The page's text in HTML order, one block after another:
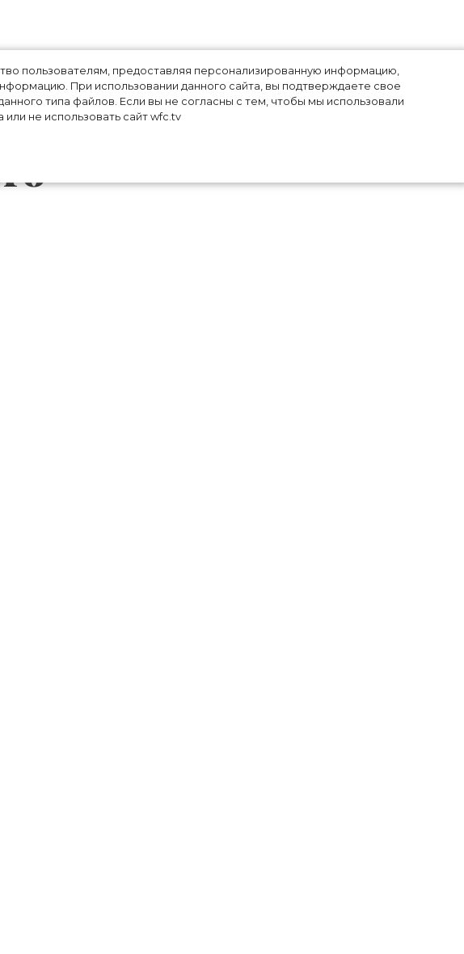
пользователям, предоставляя персонализированную информацию,
При использовании данного сайта, вы подтверждаете свое
типа файлов. Если вы не согласны с тем, чтобы мы использовали
не использовать сайт wfc.tv